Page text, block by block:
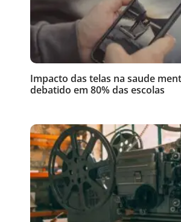
Impacto das telas na saude
debatido em 80% das escolas